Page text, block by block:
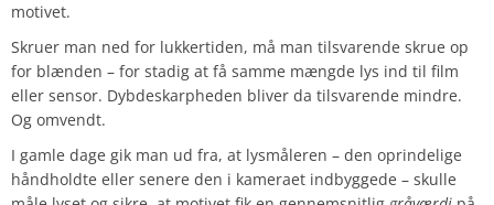
motivet.
Skruer man ned for lukkertiden, må man tilsvarende skrue op
for blænden – for stadig at få samme mængde lys ind til film
eller sensor. Dybdeskarpheden bliver da tilsvarende mindre.
Og omvendt.
I gamle dage gik man ud fra, at lysmåleren – den oprindelige
håndholdte eller senere den i kameraet indbyggede – skulle